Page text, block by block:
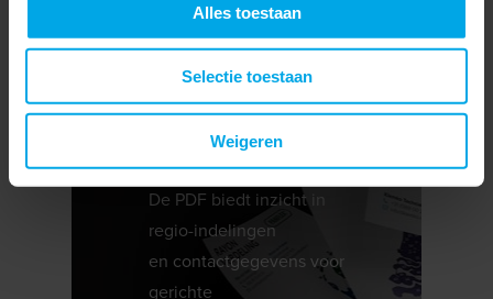
Alles toestaan
Selectie toestaan
Weigeren
Overzicht van de actuele
rayonverdeling
binnen Klemko met per
regio de
verantwoordelijke
accountmanagers.
De PDF biedt inzicht in
regio-indelingen
en contactgegevens voor
gerichte